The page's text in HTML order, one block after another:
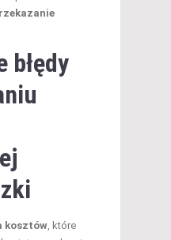
błędy
kosztów, które